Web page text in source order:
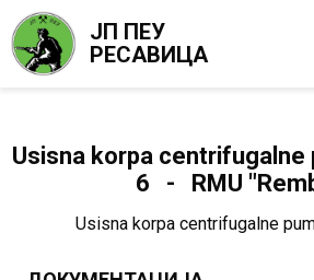
ЈП ПЕУ
РЕСАВИЦА
Usisna korpa centrifugalne
6 - RMU
Usisna korpa centrifugalne